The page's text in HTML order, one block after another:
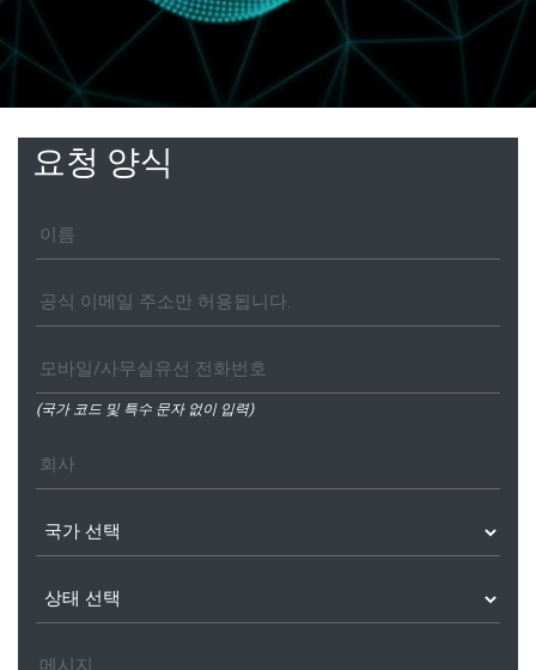
요청 양식
(국가 코드 및 특수 문자 없이 입력)